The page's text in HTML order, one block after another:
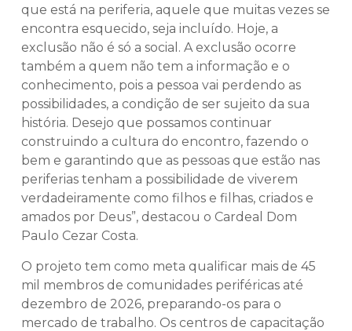
que está na periferia, aquele que muitas vezes se
encontra esquecido, seja incluído. Hoje, a
exclusão não é só a social. A exclusão ocorre
também a quem não tem a informação e o
conhecimento, pois a pessoa vai perdendo as
possibilidades, a condição de ser sujeito da sua
história. Desejo que possamos continuar
construindo a cultura do encontro, fazendo o
bem e garantindo que as pessoas que estão nas
periferias tenham a possibilidade de viverem
verdadeiramente como filhos e filhas, criados e
amados por Deus”, destacou o Cardeal Dom
Paulo Cezar Costa.
O projeto tem como meta qualificar mais de 45
mil membros de comunidades periféricas até
dezembro de 2026, preparando-os para o
mercado de trabalho. Os centros de capacitação